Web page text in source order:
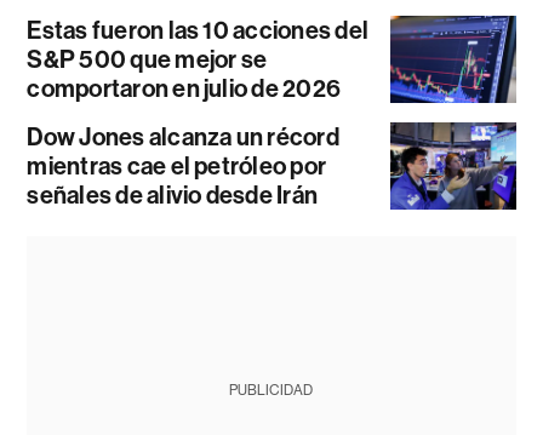
Estas fueron las 10 acciones del
S&P 500 que mejor se
comportaron en julio de 2026
Dow Jones alcanza un récord
mientras cae el petróleo por
señales de alivio desde Irán
PUBLICIDAD